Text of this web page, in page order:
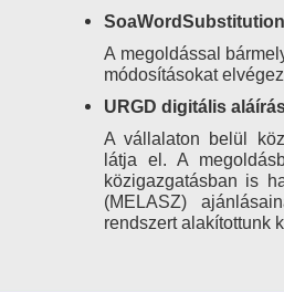
A megoldással
módosításokat
URGD digitális
A vállalaton belül
látja el. A
közigazgatásban is
(MELASZ)
rendszert alakítottunk